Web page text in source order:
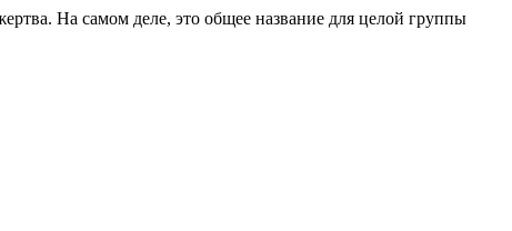
На самом деле, это общее название для целой группы